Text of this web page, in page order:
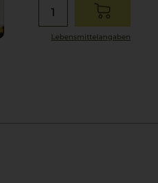
Lebensmittel­angaben